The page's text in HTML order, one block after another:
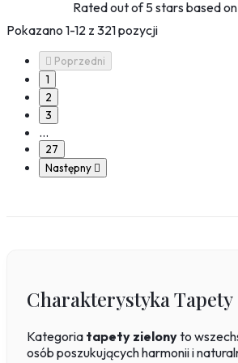
Ratedout of 5 stars based on
Pokazano 1-12 z 321 pozycji
 Poprzedni
1
2
3
…
27
Następny 
Charakterystyka
Kategoria tapety zielonyto
osób poszukujących harmonii i